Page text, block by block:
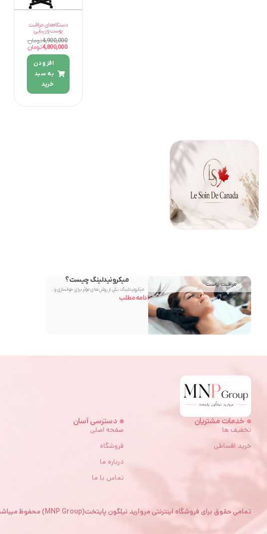
دستگاه‌های مراقبت
پوست و زیبایی
4,900,000تومان
4,800,000تومان
افزودن
به سبد
خرید
مراقبت پوست میکرونیدلینگ چیست؟
میکرونیدلینگ یکی از روش‌های مؤثر برای جوانسازی و...
ادامه مطلب
خدمات مشتریان
تخفیف ها
خرید اقساطی
دسترسی آسان
صفحه اصلی
فروشگاه
درباره ما
تماس با ما
تمامی حقوق برای فروشگاه اینترنتی مروارید نیلگون پایتخت(MNP Group) محفوظ میباشد